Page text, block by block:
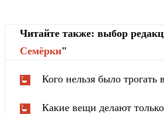
Читайте также: выбор
Cемёрки"
Кого нельзя было трогать
Какие вещи делают